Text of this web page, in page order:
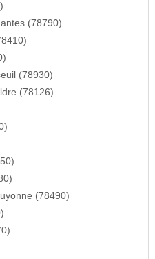
(78790)
(78930)
(78126)
(78490)